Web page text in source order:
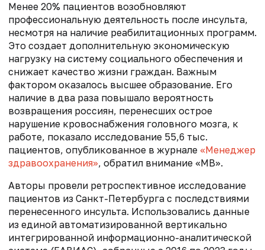
Менее 20% пациентов возобновляют
профессиональную деятельность после инсульта,
несмотря на наличие реабилитационных программ.
Это создает дополнительную экономическую
нагрузку на систему социального обеспечения и
снижает качество жизни граждан. Важным
фактором оказалось высшее образование. Его
наличие в два раза повышало вероятность
возвращения россиян, перенесших острое
нарушение кровоснабжения головного мозга, к
работе, показало исследование 55,6 тыс.
пациентов, опубликованное в журнале «Менеджер
здравоохранения», обратил внимание «МВ».
Авторы провели ретроспективное исследование
пациентов из Санкт-Петербурга с последствиями
перенесенного инсульта. Использовались данные
из единой автоматизированной вертикально
интегрированной информационно-аналитической